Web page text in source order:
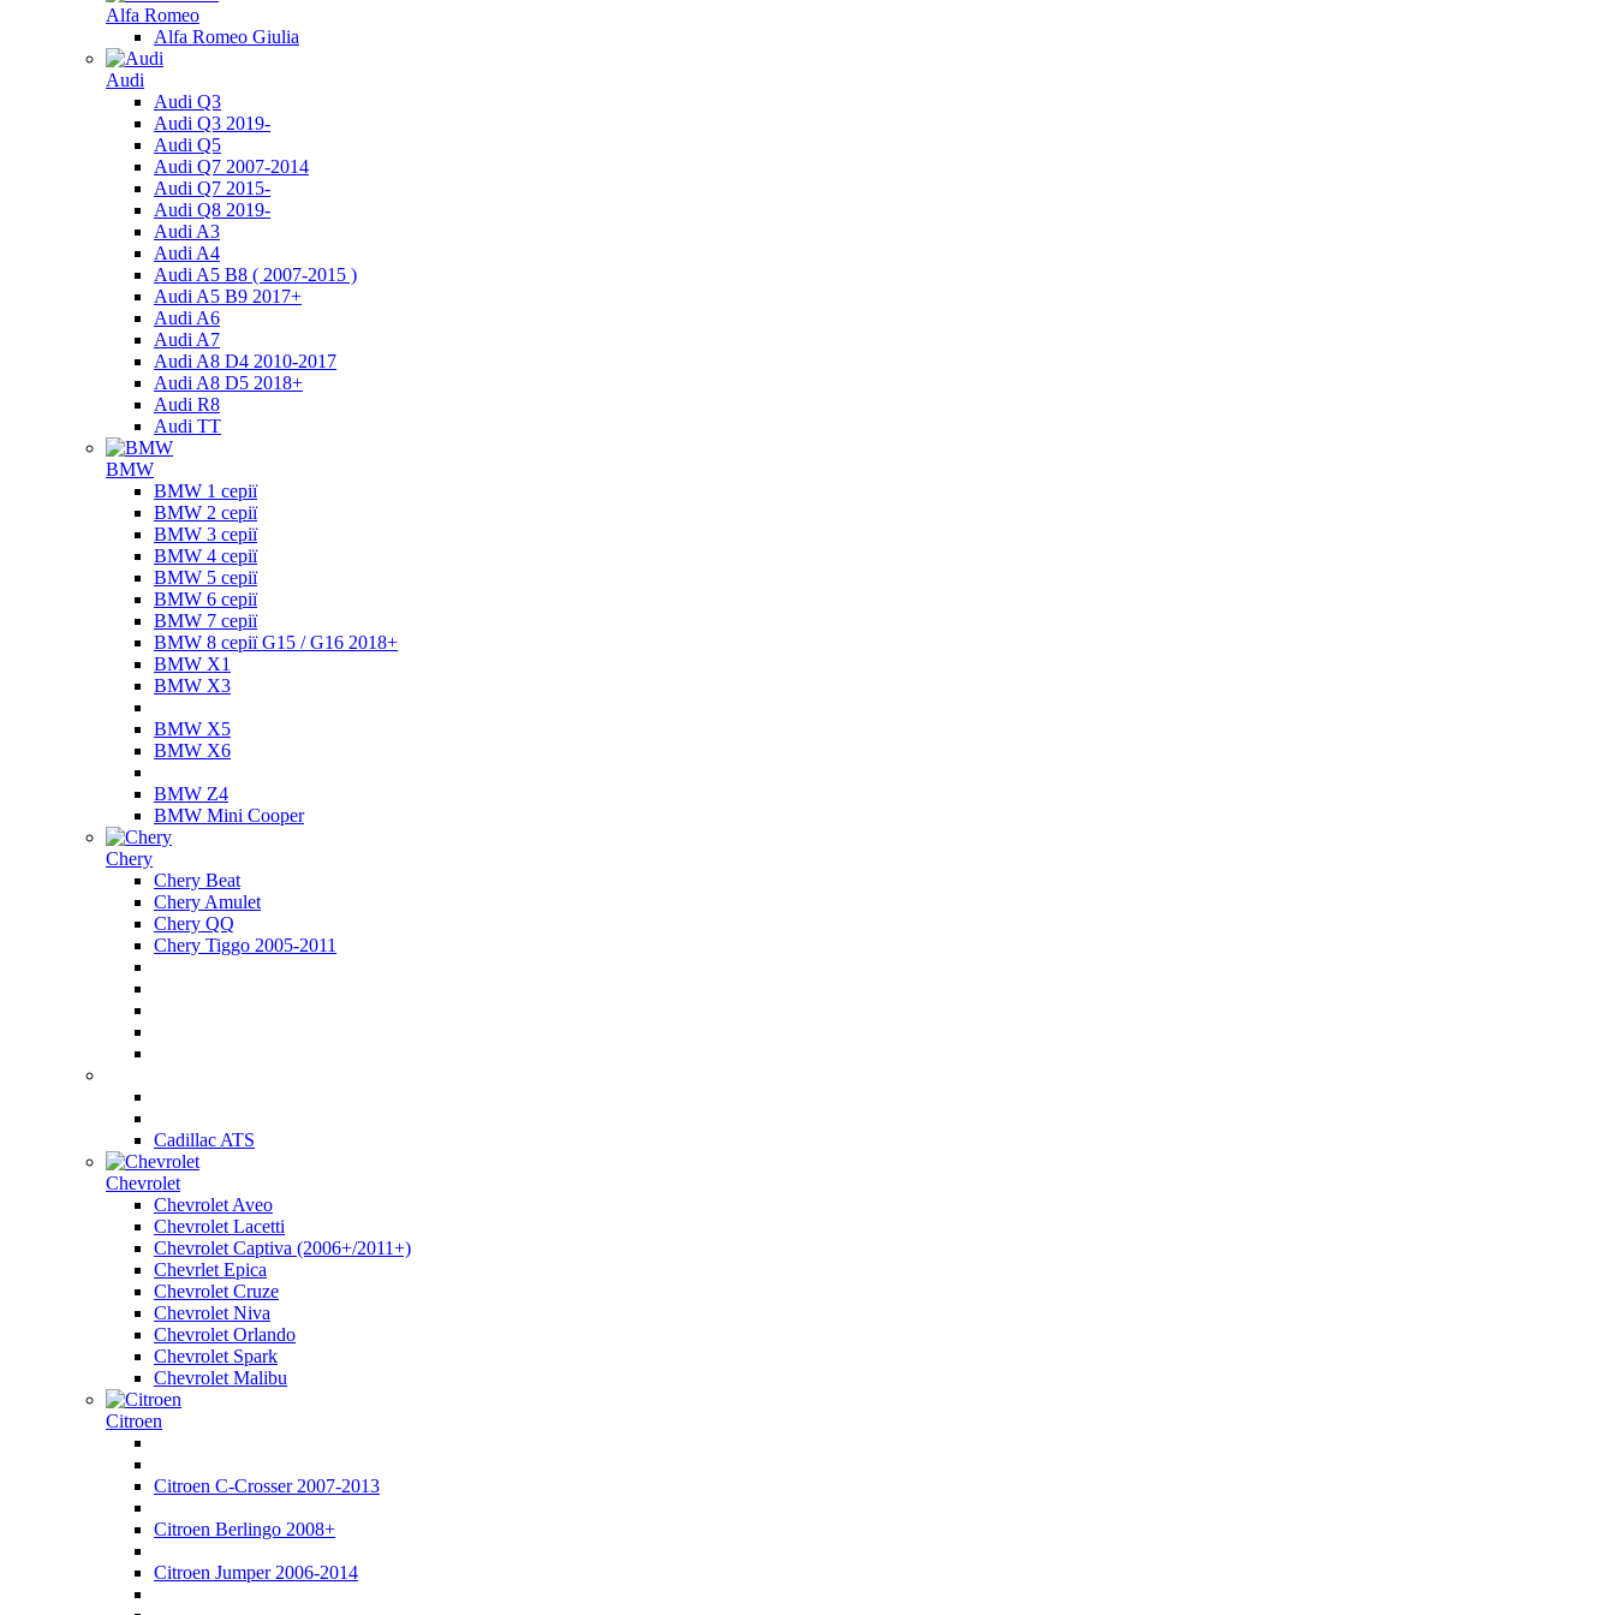
Alfa Romeo
Alfa Romeo Giulia
Audi
Audi Q3
Audi Q3 2019-
Audi Q5
Audi Q7 2007-2014
Audi Q7 2015-
Audi Q8 2019-
Audi A3
Audi A4
Audi A5 B8 ( 2007-2015 )
Audi A5 B9 2017+
Audi A6
Audi A7
Audi A8 D4 2010-2017
Audi A8 D5 2018+
Audi R8
Audi TT
BMW
BMW 1 серії
BMW 2 серії
BMW 3 серії
BMW 4 серії
BMW 5 серії
BMW 6 серії
BMW 7 серії
BMW 8 серії G15 / G16 2018+
BMW X1
BMW X3
BMW X5
BMW X6
BMW Z4
BMW Mini Cooper
Chery
Chery Beat
Chery Amulet
Chery QQ
Chery Tiggo 2005-2011
Cadillac ATS
Chevrolet
Chevrolet Aveo
Chevrolet Lacetti
Chevrolet Captiva (2006+/2011+)
Chevrlet Epica
Chevrolet Cruze
Chevrolet Niva
Chevrolet Orlando
Chevrolet Spark
Chevrolet Malibu
Citroen
Citroen C-Crosser 2007-2013
Citroen Berlingo 2008+
Citroen Jumper 2006-2014